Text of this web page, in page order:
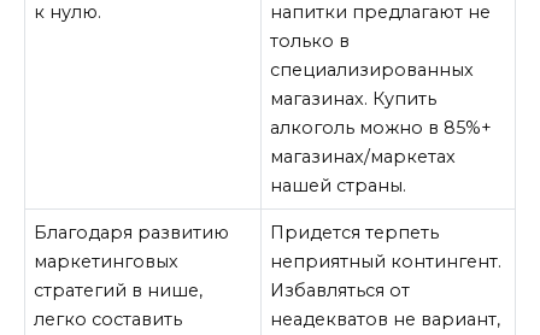
к нулю.
напитки предлагают не
только в
специализированных
магазинах. Купить
алкоголь можно в 85%+
магазинах/маркетах
нашей страны.
Благодаря развитию
маркетинговых
стратегий в нише,
легко составить
Придется терпеть
неприятный контингент.
Избавляться от
неадекватов не вариант,